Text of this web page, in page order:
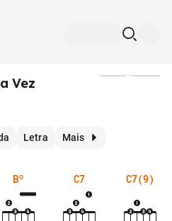
Vez
Letra Mais
Bº C7 C7(9)